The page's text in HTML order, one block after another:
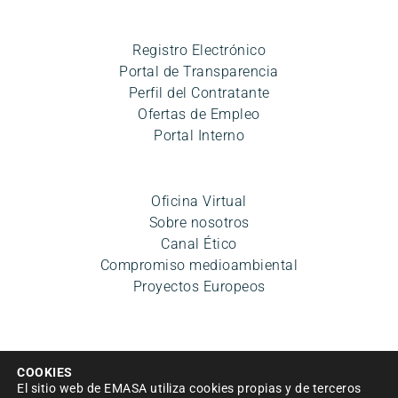
Registro Electrónico
Portal de Transparencia
Perfil del Contratante
Ofertas de Empleo
Portal Interno
Oficina Virtual
Sobre nosotros
Canal Ético
Compromiso medioambiental
Proyectos Europeos
COOKIES
El sitio web de EMASA utiliza cookies propias y de terceros